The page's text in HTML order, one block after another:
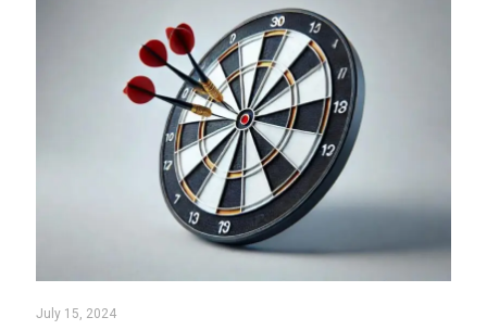
July 15, 2024